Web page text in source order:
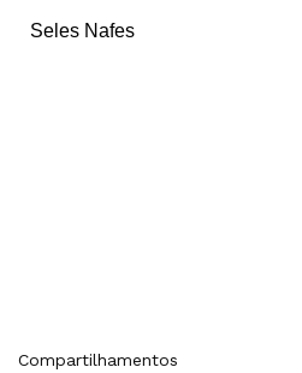
Seles Nafes
Compartilhamentos